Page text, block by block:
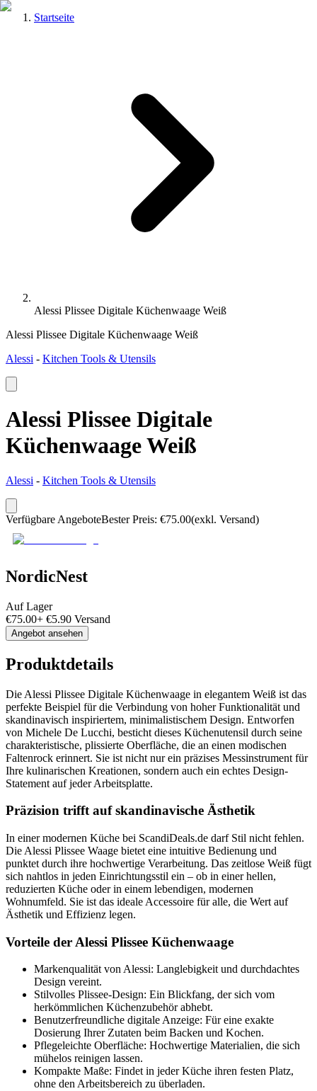
Startseite
Alessi Plissee Digitale Küchenwaage Weiß
Alessi Plissee Digitale Küchenwaage Weiß
Alessi - Kitchen Tools & Utensils
Alessi Plissee Digitale
Küchenwaage Weiß
Alessi - Kitchen Tools & Utensils
Verfügbare AngeboteBester Preis: €75.00(exkl. Versand)
NordicNest
Auf Lager
€75.00+ €5.90 Versand
Angebot ansehen
Produktdetails
Die Alessi Plissee Digitale Küchenwaage in elegantem Weiß ist das
perfekte Beispiel für die Verbindung von hoher Funktionalität und
skandinavisch inspiriertem, minimalistischem Design. Entworfen
von Michele De Lucchi, besticht dieses Küchenutensil durch seine
charakteristische, plissierte Oberfläche, die an einen modischen
Faltenrock erinnert. Sie ist nicht nur ein präzises Messinstrument für
Ihre kulinarischen Kreationen, sondern auch ein echtes Design-
Statement auf jeder Arbeitsplatte.
Präzision trifft auf skandinavische Ästhetik
In einer modernen Küche bei ScandiDeals.de darf Stil nicht fehlen.
Die Alessi Plissee Waage bietet eine intuitive Bedienung und
punktet durch ihre hochwertige Verarbeitung. Das zeitlose Weiß fügt
sich nahtlos in jeden Einrichtungsstil ein – ob in einer hellen,
reduzierten Küche oder in einem lebendigen, modernen
Wohnumfeld. Sie ist das ideale Accessoire für alle, die Wert auf
Ästhetik und Effizienz legen.
Vorteile der Alessi Plissee Küchenwaage
Markenqualität von Alessi: Langlebigkeit und durchdachtes
Design vereint.
Stilvolles Plissee-Design: Ein Blickfang, der sich vom
herkömmlichen Küchenzubehör abhebt.
Benutzerfreundliche digitale Anzeige: Für eine exakte
Dosierung Ihrer Zutaten beim Backen und Kochen.
Pflegeleichte Oberfläche: Hochwertige Materialien, die sich
mühelos reinigen lassen.
Kompakte Maße: Findet in jeder Küche ihren festen Platz,
ohne den Arbeitsbereich zu überladen.